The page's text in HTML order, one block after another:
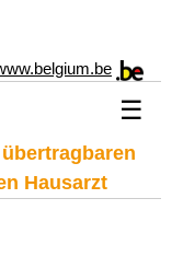
☰
Hausarzt